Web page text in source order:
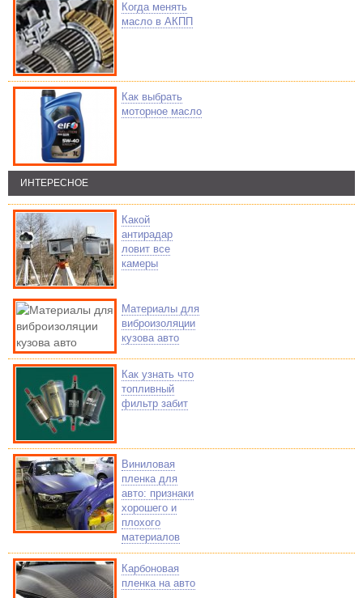
Когда менять
масло в АКПП
Как выбрать
моторное масло
ИНТЕРЕСНОЕ
Какой
антирадар
ловит все
камеры
Материалы для
виброизоляции
кузова авто
Как узнать что
топливный
фильтр забит
Виниловая
пленка для
авто: признаки
хорошего и
плохого
материалов
Карбоновая
пленка на авто